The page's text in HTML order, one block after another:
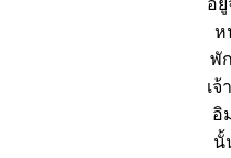
ห
พั
เ
อิ
นั้